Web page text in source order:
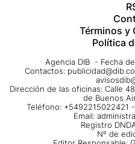
Términos y
Política
Agencia DIB - Fecha
Contactos:
Dirección de las oficinas: Calle
de Buenos
Teléfono: +5492215022421
Email:
Registro
Nº de